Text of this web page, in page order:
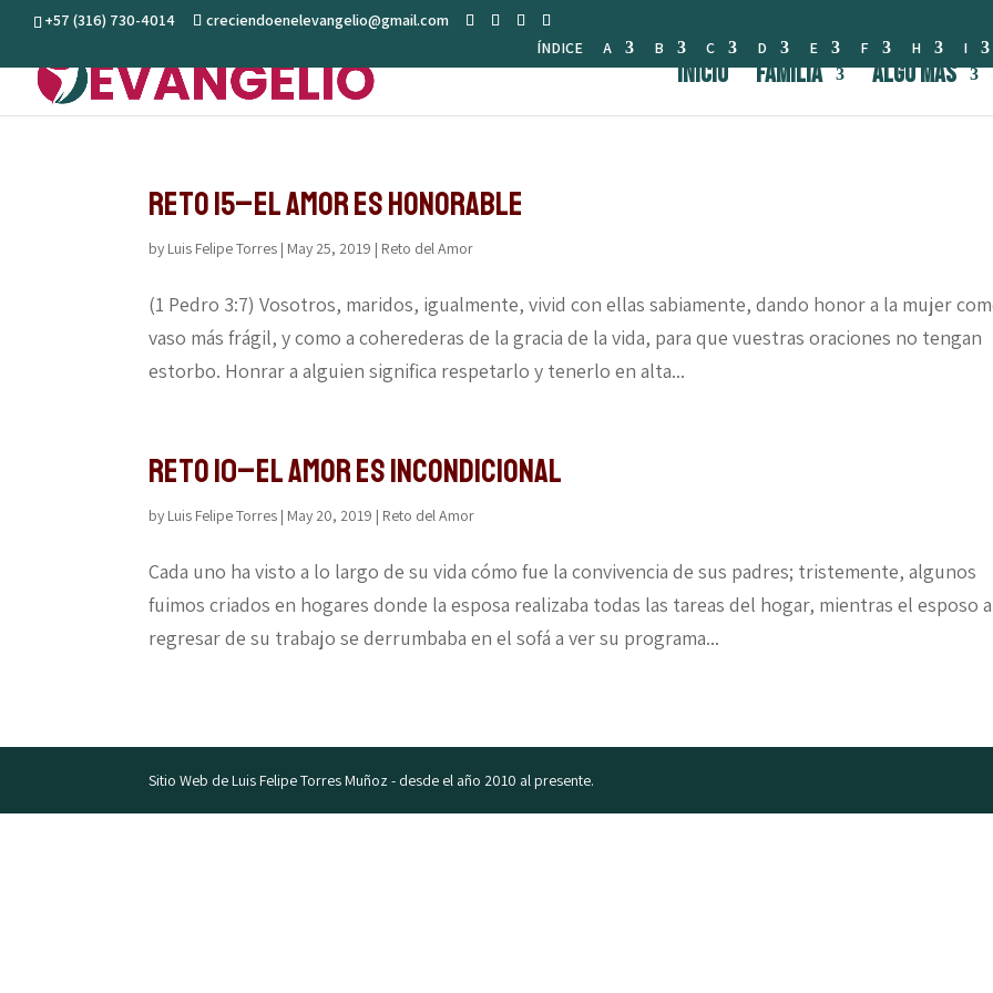
+57 (316) 730-4014
creciendoenelevangelio@gmail.com
ÍNDICE
A B C D E F H I
INICIO FAMILIA Algo Más
Reto 15–El amor es honorable
by Luis Felipe Torres | May 25, 2019 | Reto del Amor
(1 Pedro 3:7) Vosotros, maridos, igualmente, vivid con ellas sabiamente, dando honor a la mujer
vaso más frágil, y como a coherederas de la gracia de la vida, para que vuestras oraciones no tengan
estorbo. Honrar a alguien significa respetarlo y tenerlo en alta...
Reto 10–El amor es incondicional
by Luis Felipe Torres | May 20, 2019 | Reto del Amor
Cada uno ha visto a lo largo de su vida cómo fue la convivencia de sus padres; tristemente, algunos
fuimos criados en hogares donde la esposa realizaba todas las tareas del hogar, mientras el esposo
regresar de su trabajo se derrumbaba en el sofá a ver su programa...
Sitio Web de Luis Felipe Torres Muñoz - desde el año 2010 al presente.